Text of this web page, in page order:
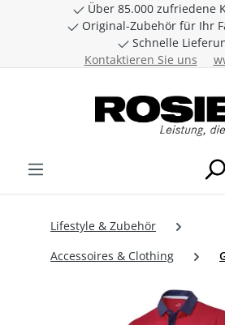
Zum Hauptinhalt springen
Über 85.000 zufriedene
Original-Zubehör für Ihr
Schnelle
Kontaktieren Sie uns
Lifestyle & Zubehör
Accessoires & Clothing
Bildergalerie überspringen